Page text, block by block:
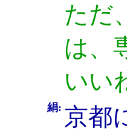
ただ
は、
いい
絹: 京都